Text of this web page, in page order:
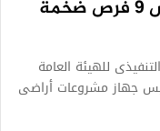
حسام هيبه : خريطة مصر تعرض 9 فرص ضخمة
للهيئة العامة
جهاز مشروعات أراضى